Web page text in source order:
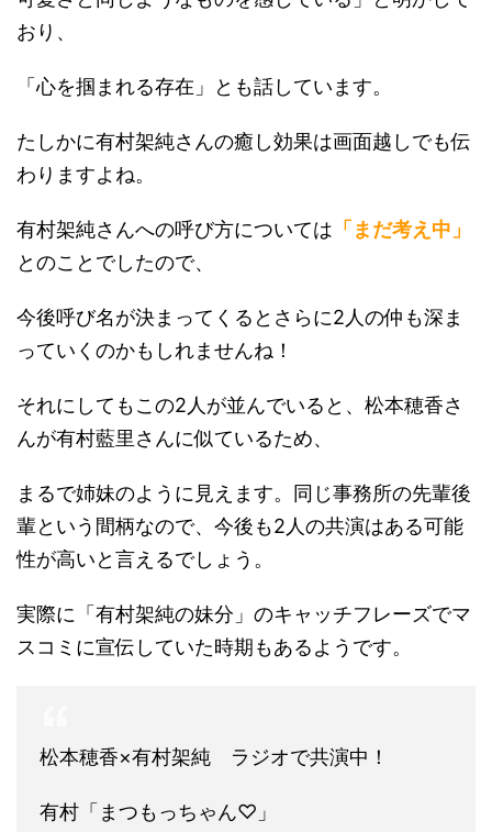
おり、
「心を掴まれる存在」とも話しています。
たしかに有村架純さんの癒し効果は画面越しでも伝
わりますよね。
有村架純さんへの呼び方については 「まだ考え中」
とのことでしたので、
今後呼び名が決まってくるとさらに2人の仲も深ま
っていくのかもしれませんね！
それにしてもこの2人が並んでいると、松本穂香さ
んが有村藍里さんに似ているため、
まるで姉妹のように見えます。同じ事務所の先輩後
輩という間柄なので、今後も2人の共演はある可能
性が高いと言えるでしょう。
実際に「有村架純の妹分」のキャッチフレーズでマ
スコミに宣伝していた時期もあるようです。
松本穂香×有村架純 ラジオで共演中！
有村「まつもっちゃん♡」